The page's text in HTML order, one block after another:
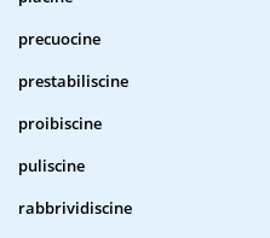
precuocine
prestabiliscine
proibiscine
puliscine
rabbrividiscine